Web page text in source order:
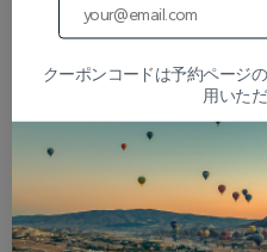
当社の
クーポンコードは予約ページ
用いた